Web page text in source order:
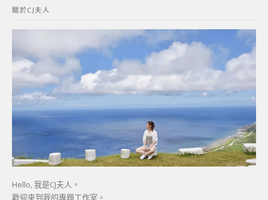
字:
關於CJ夫人
Hello, 我是CJ夫人。
歡迎來到我的專題工作室。